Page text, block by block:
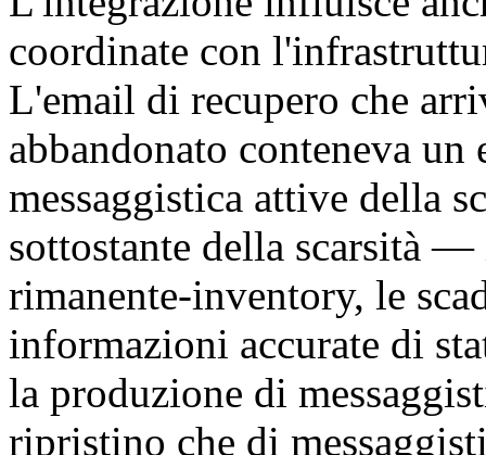
coordinate con
L'email di recupero che
abbandonato conteneva
messaggistica attive della
sottostante della scarsità
rimanente-inventory, le
informazioni accurate di
la produzione di
ripristino che di